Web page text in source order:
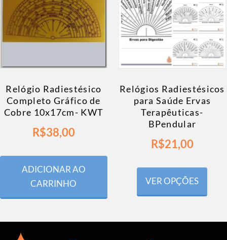
Relógio Radiestésico
Completo Gráfico de
Cobre 10x17cm- KWT
R$38,00
ADICIONAR AO
CARRINHO
Relógios Radiestésicos
para Saúde Ervas
Terapêuticas-
BPendular
R$21,00
VER OPÇÕES